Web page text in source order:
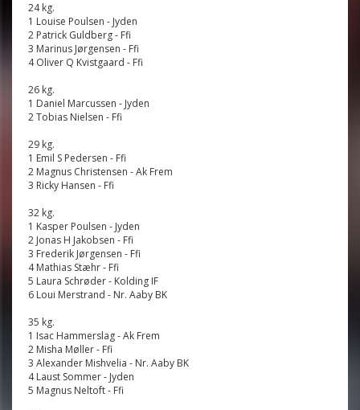
24 kg.
1 Louise Poulsen - Jyden
2 Patrick Guldberg - Ffi
3 Marinus Jørgensen - Ffi
4 Oliver Q Kvistgaard - Ffi
26 kg.
1 Daniel Marcussen - Jyden
2 Tobias Nielsen - Ffi
29 kg.
1 Emil S Pedersen - Ffi
2 Magnus Christensen - Ak Frem
3 Ricky Hansen - Ffi
32 kg.
1 Kasper Poulsen - Jyden
2 Jonas H Jakobsen - Ffi
3 Frederik Jørgensen - Ffi
4 Mathias Stæhr - Ffi
5 Laura Schrøder - Kolding IF
6 Loui Merstrand - Nr. Aaby BK
35 kg.
1 Isac Hammerslag - Ak Frem
2 Misha Møller - Ffi
3 Alexander Mishvelia - Nr. Aaby BK
4 Laust Sommer - Jyden
5 Magnus Neltoft - Ffi